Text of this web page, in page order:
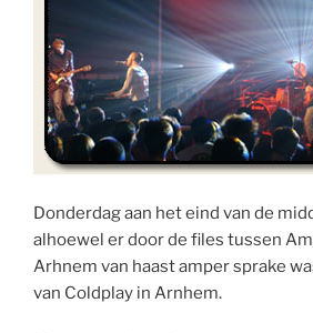
Donderdag aan het eind van de
alhoewel er door de files tussen
Arhnem van haast amper sprake
van Coldplay in Arnhem.